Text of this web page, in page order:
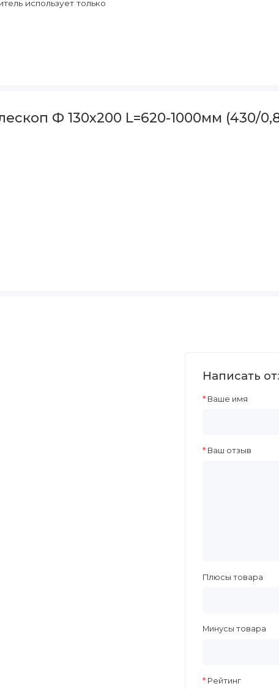
использует только
Ф 130х200 L=620-1000мм (430/
Написать
Ваше имя
Ваш отзыв
Плюсы товара
Минусы товара
Рейтинг